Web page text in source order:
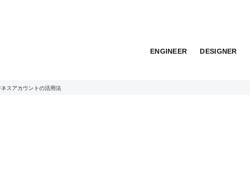
ENGINEER DESIGNER
スアカウントの活用法